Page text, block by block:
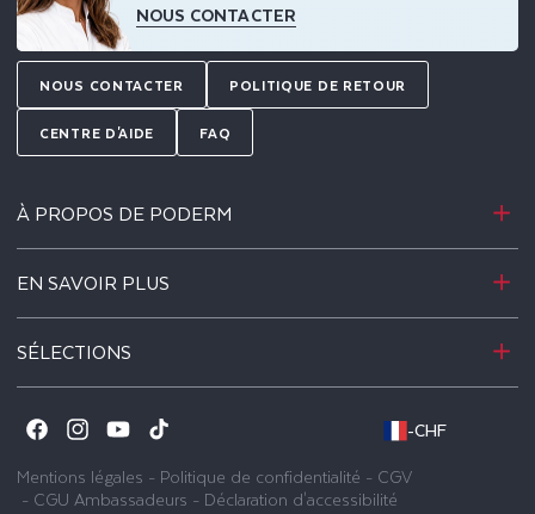
NOUS CONTACTER
NOUS CONTACTER POLITIQUE DE RETOUR
CENTRE D'AIDE FAQ
À PROPOS DE PODERM
EN SAVOIR PLUS
SÉLECTIONS
FacebookInstagramYouTubeTikTok -CHF
Mentions légales - Politique de confidentialité - CGV
- CGU Ambassadeurs - Déclaration d'accessibilité